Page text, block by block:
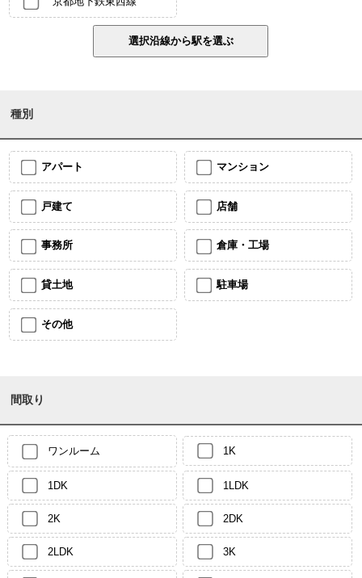
種別
アパート マンション
戸建て 店舗
事務所 倉庫・工場
貸土地 駐車場
その他
間取り
ワンルーム 1K
1DK 1LDK
2K 2DK
2LDK 3K